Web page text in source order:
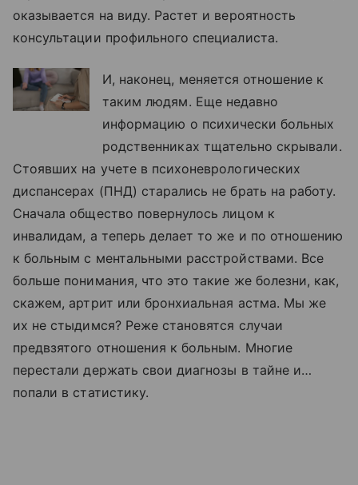
оказывается на виду. Растет и вероятность
консультации профильного специалиста.
И, наконец, меняется отношение к
таким людям. Еще недавно
информацию о психически больных
родственниках тщательно скрывали.
Стоявших на учете в психоневрологических
диспансерах (ПНД) старались не брать на работу.
Сначала общество повернулось лицом к
инвалидам, а теперь делает то же и по отношению
к больным с ментальными расстройствами. Все
больше понимания, что это такие же болезни, как,
скажем, артрит или бронхиальная астма. Мы же
их не стыдимся? Реже становятся случаи
предвзятого отношения к больным. Многие
перестали держать свои диагнозы в тайне и…
попали в статистику.